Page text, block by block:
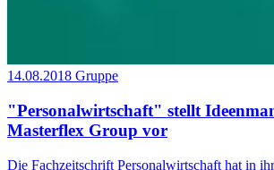
14.08.2018 Gruppe
"Personalwirtschaft" stellt
Masterflex Group vor
Die Fachzeitschrift Personalwirtschaft hat in